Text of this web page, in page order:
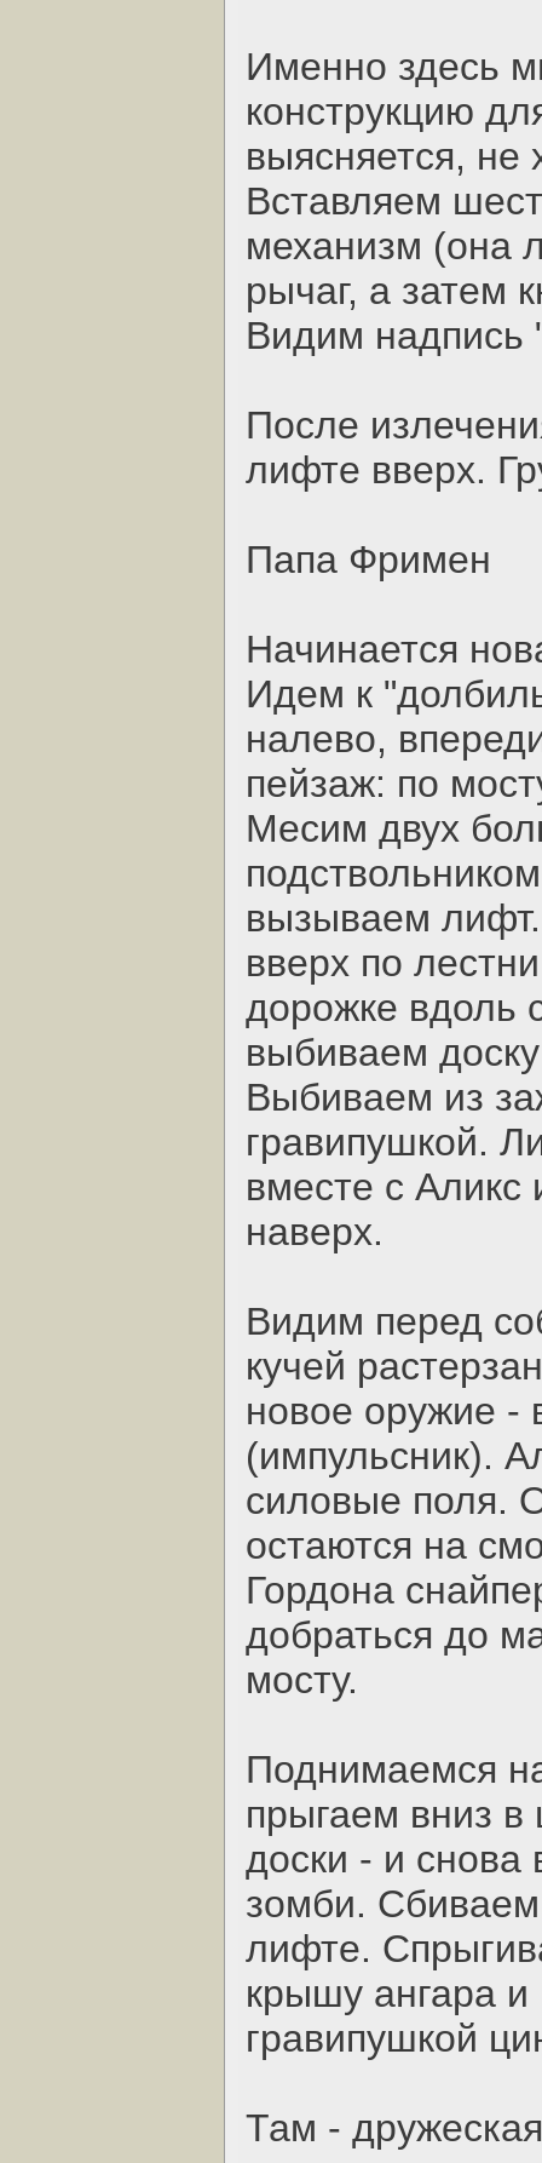
Именно здесь
конструкцию
выясняется, не
Вставляем
механизм (она
рычаг, а затем
Видим надпись
После
лифте вверх.
Папа Фримен
Начинается
Идем к
налево,
пейзаж: по
Месим двух
вызываем
вверх по
дорожке вдоль
выбиваем
Выбиваем из
гравипушкой.
вместе с
наверх.
Видим перед
кучей
новое оружие -
(импульсник).
силовые поля.
остаются на
Гордона
добраться до
мосту.
Поднимаемся
прыгаем вниз
доски - и
зомби.
лифте.
крышу ангара
гравипушкой
Там -